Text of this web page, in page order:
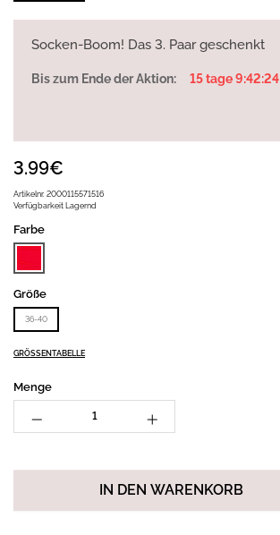
Socken-Boom! Das 3. Paar geschenkt
Bis zum Ende der Aktion: 15 tage 9:42:24
Artikelnr. 2000115571516
Verfügbarkeit Lagernd
3.99€
Farbe
Größe
36-40
GRÖSSENTABELLE
Menge
IN DEN WARENKORB